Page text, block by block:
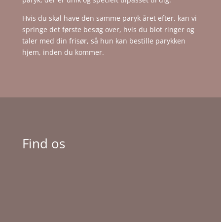
Hvis du skal have den samme paryk året efter, kan vi
springe det første besøg over, hvis du blot ringer og
taler med din frisør, så hun kan bestille parykken
hjem, inden du kommer.
Find os